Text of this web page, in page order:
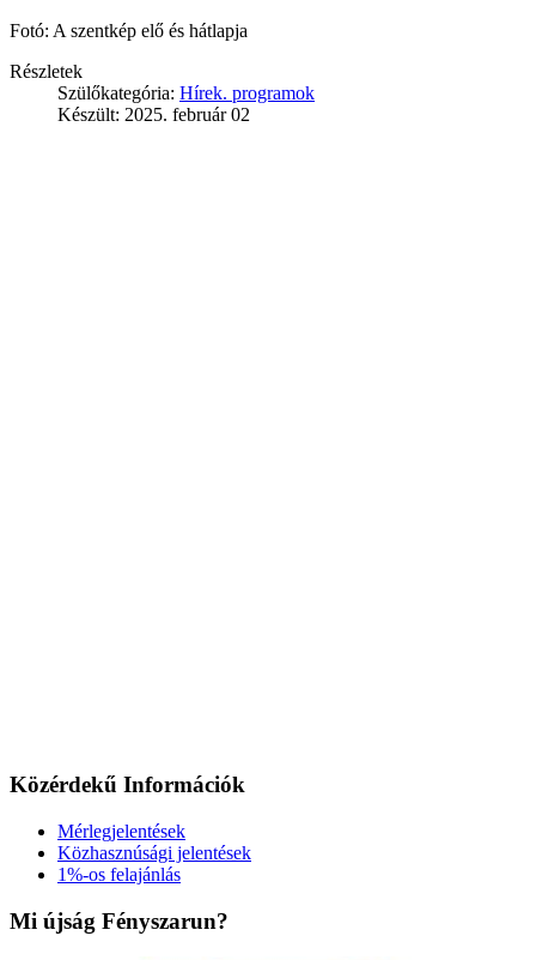
Fotó: A szentkép elő és hátlapja
Részletek
Szülőkategória: Hírek. programok
Készült: 2025. február 02
Közérdekű Információk
Mérlegjelentések
Közhasznúsági jelentések
1%-os felajánlás
Mi újság Fényszarun?